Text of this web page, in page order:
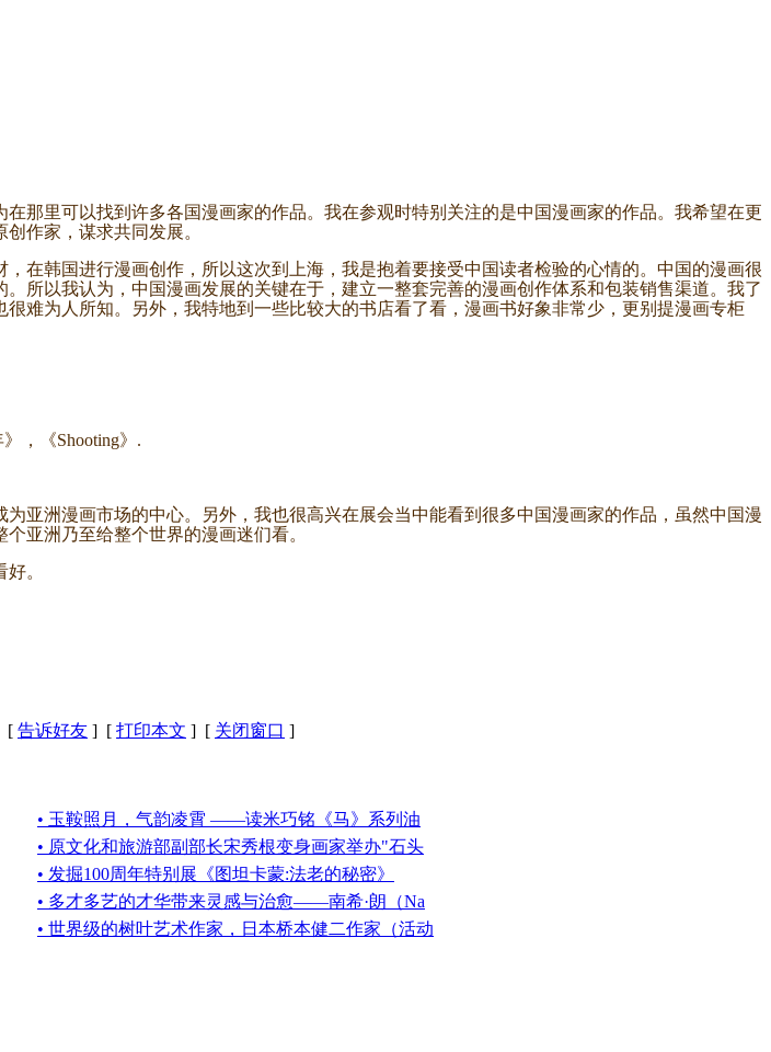
里可以找到许多各国漫画家的作品。我在参观时特别关注的是中国漫画家的作品。我希望在更
作家，谋求共同发展。
韩国进行漫画创作，所以这次到上海，我是抱着要接受中国读者检验的心情的。中国的漫画很
所以我认为，中国漫画发展的关键在于，建立一整套完善的漫画创作体系和包装销售渠道。我了
难为人所知。另外，我特地到一些比较大的书店看了看，漫画书好象非常少，更别提漫画专柜
，《Shooting》.
洲漫画市场的中心。另外，我也很高兴在展会当中能看到很多中国漫画家的作品，虽然中国漫
亚洲乃至给整个世界的漫画迷们看。
。
[ 告诉好友 ] [ 打印本文 ] [ 关闭窗口 ]
• 玉鞍照月，气韵凌霄 ——读米巧铭《马》系列油
• 原文化和旅游部副部长宋秀根变身画家举办"石头
• 发掘100周年特别展《图坦卡蒙:法老的秘密》
• 多才多艺的才华带来灵感与治愈——南希·朗（Na
• 世界级的树叶艺术作家，日本桥本健二作家（活动